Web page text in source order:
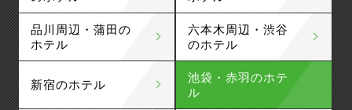
品川周辺・蒲田の
ホテル
六本木周辺・渋谷
のホテル
新宿のホテル
池袋・赤羽のホテ
ル